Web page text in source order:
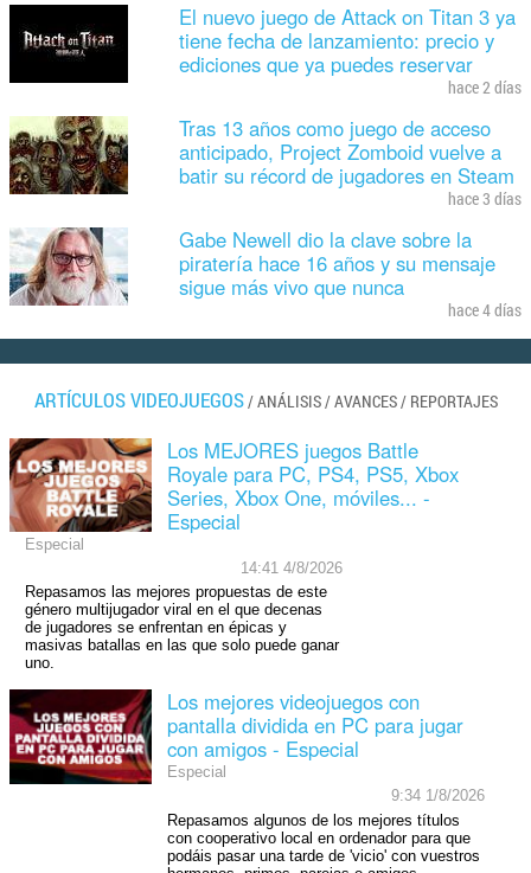
El nuevo juego de Attack on Titan 3 ya
tiene fecha de lanzamiento: precio y
ediciones que ya puedes reservar
hace 2 días
Tras 13 años como juego de acceso
anticipado, Project Zomboid vuelve a
batir su récord de jugadores en Steam
hace 3 días
Gabe Newell dio la clave sobre la
piratería hace 16 años y su mensaje
sigue más vivo que nunca
hace 4 días
ARTÍCULOS VIDEOJUEGOS/ANÁLISIS/AVANCES/ REPORTAJES
Los MEJORES juegos Battle
Royale para PC, PS4, PS5, Xbox
Series, Xbox One, móviles... -
Especial
Especial
14:41 4/8/2026
Repasamos las mejores propuestas de este
género multijugador viral en el que decenas
de jugadores se enfrentan en épicas y
masivas batallas en las que solo puede ganar
uno.
Los mejores videojuegos con
pantalla dividida en PC para jugar
con amigos - Especial
Especial
9:34 1/8/2026
Repasamos algunos de los mejores títulos
con cooperativo local en ordenador para que
podáis pasar una tarde de 'vicio' con vuestros